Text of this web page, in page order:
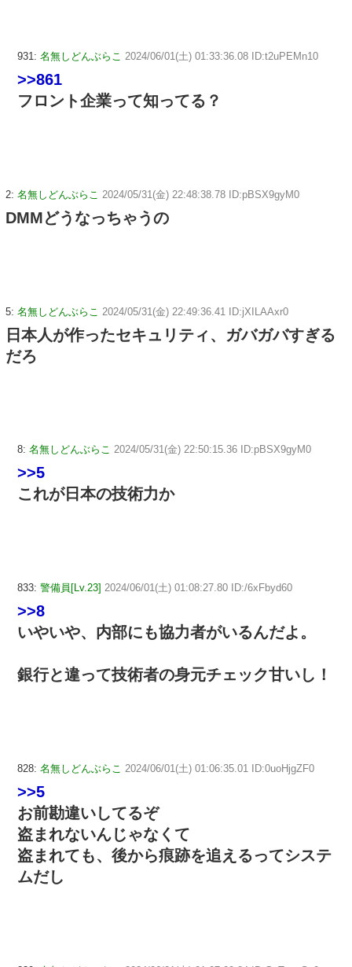
931: 名無しどんぶらこ 2024/06/01(土) 01:33:36.08 ID:t2uPEMn10
>>861
フロント企業って知ってる？
2: 名無しどんぶらこ 2024/05/31(金) 22:48:38.78 ID:pBSX9gyM0
DMMどうなっちゃうの
5: 名無しどんぶらこ 2024/05/31(金) 22:49:36.41 ID:jXILAAxr0
日本人が作ったセキュリティ、ガバガバすぎる
だろ
8: 名無しどんぶらこ 2024/05/31(金) 22:50:15.36 ID:pBSX9gyM0
>>5
これが日本の技術力か
833: 警備員[Lv.23] 2024/06/01(土) 01:08:27.80 ID:/6xFbyd60
>>8
いやいや、内部にも協力者がいるんだよ。
銀行と違って技術者の身元チェック甘いし！
828: 名無しどんぶらこ 2024/06/01(土) 01:06:35.01 ID:0uoHjgZF0
>>5
お前勘違いしてるぞ
盗まれないんじゃなくて
盗まれても、後から痕跡を追えるってシステ
ムだし